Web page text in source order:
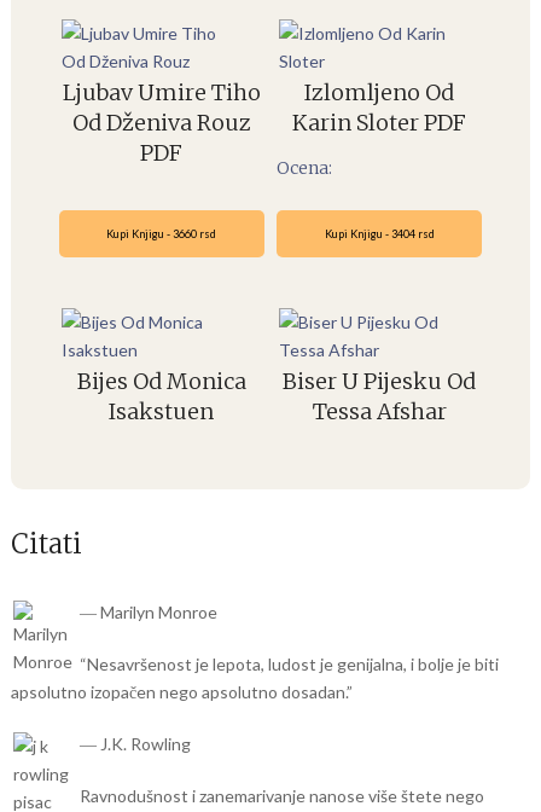
Ljubav Umire Tiho
Od Dženiva Rouz
PDF
Izlomljeno Od
Karin Sloter PDF
Ocena:
Kupi Knjigu - 3660 rsd
Bijes Od Monica
Isakstuen
Kupi Knjigu - 3404 rsd
Biser U Pijesku Od
Tessa Afshar
Citati
― Marilyn Monroe
“Nesavršenost je lepota, ludost je genijalna, i bolje je biti
apsolutno izopačen nego apsolutno dosadan.”
― J.K. Rowling
Ravnodušnost i zanemarivanje nanose više štete nego